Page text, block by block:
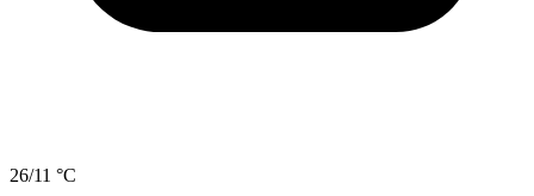
26/11 °C